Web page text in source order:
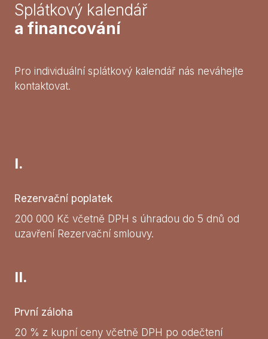
Splátkový kalendář
a financování
Pro individuální splátkový kalendář nás neváhejte
kontaktovat.
I.
Rezervační poplatek
200 000 Kč včetně DPH s úhradou do 5 dnů od
uzavření Rezervační smlouvy.
II.
První záloha
20 % z kupní ceny včetně DPH po odečtení